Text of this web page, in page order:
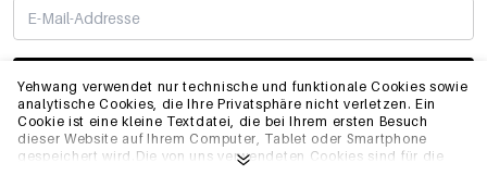
Yehwang verwendet nur technische und funktionale Cookies sowie
analytische Cookies, die Ihre Privatsphäre nicht verletzen. Ein
Cookie ist eine kleine Textdatei, die bei Ihrem ersten Besuch
dieser Website auf Ihrem Computer, Tablet oder Smartphone
gespeichert wird.Die von uns verwendeten Cookies sind für die
ABONNIEREN
INFO